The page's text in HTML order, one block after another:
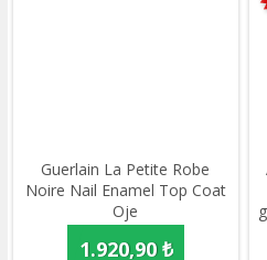
Guerlain La Petite Robe
Noire Nail Enamel Top Coat
Oje
1.920,90 ₺